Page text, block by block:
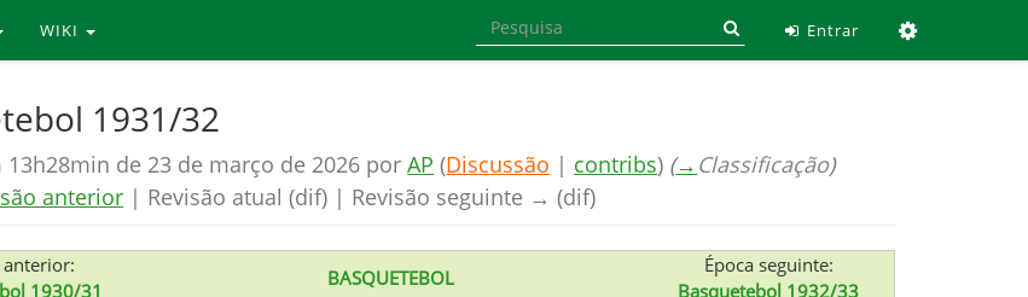
WIKI Entrar
1931/32
13h28min de 23 de março de 2026 porAP (Discussão | contribs) (→ Classificação)
anterior | Revisão atual (dif) | Revisão seguinte → (dif)
anterior:
1930/31
BASQUETEBOL
Época seguinte:
Basquetebol 1932/33